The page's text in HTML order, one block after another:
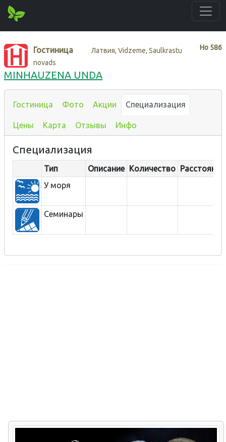
Нo 586
Гостиница
Латвия, Vidzeme, Saulkrastu
novads
MINHAUZENA UNDA
Гостиница Фото Акции Специализация
Цены Карта Отзывы Инфо
Специализация
Тип Описание Количество Расстояние
У моря
Семинары